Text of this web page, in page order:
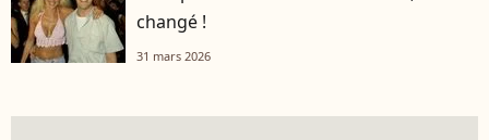
changé !
31 mars 2026